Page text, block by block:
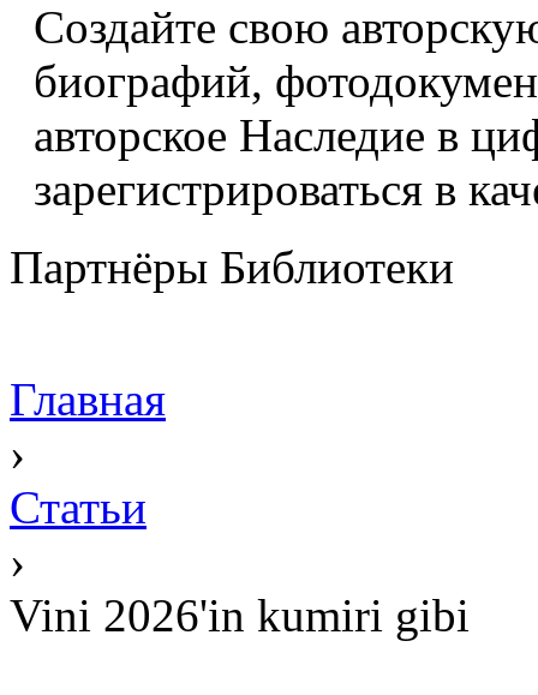
Создайте свою
биографий,
авторское Наследие в
зарегистрироваться в
Партнёры Библиотеки
Главная
›
Статьи
›
Vini 2026'in kumiri gibi